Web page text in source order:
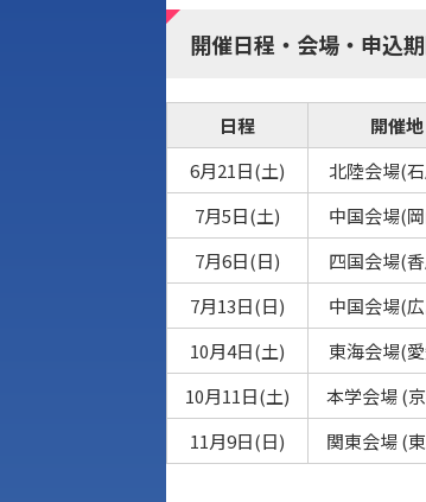
開催日程・会場・申込
日程 開催地
6月21日(土)
北陸会場(
7月5日(土)
中国会場(
7月6日(日)
四国会場(
7月13日(日)
中国会場(
10月4日(土)
東海会場(
10月11日(土) 本学会場 (
11月9日(日)
関東会場 (